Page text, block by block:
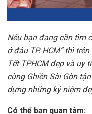
Nếu bạn đang cần tìm
ở đâu TP. HCM” thì
Tết TPHCM đẹp và uy
cùng Ghiền Sài Gòn
dựng những kỷ niệm
Có thể bạn quan tâm: